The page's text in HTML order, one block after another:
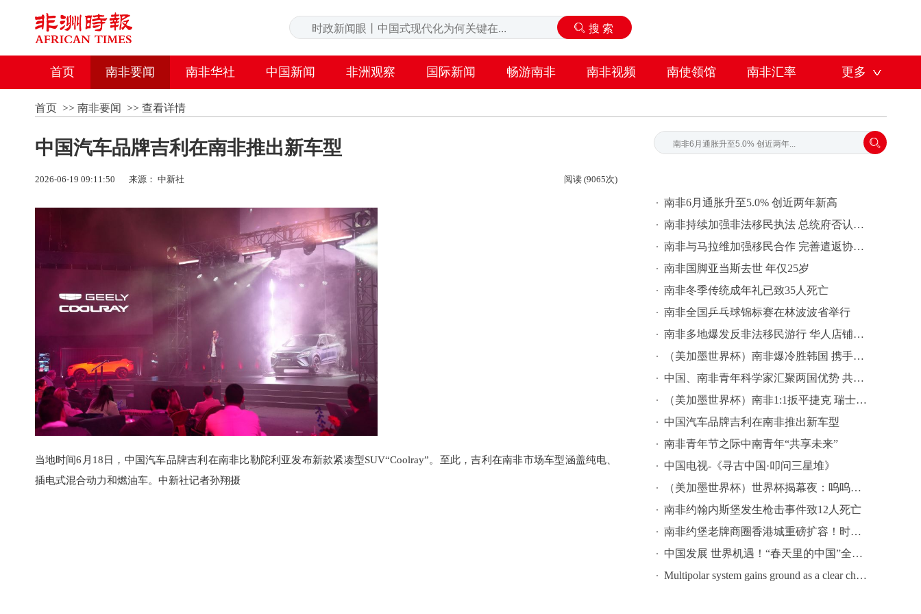
首页 南非要闻 南非华社 中国新闻 非洲观察 国际新闻 畅游南非 南非视频 南使领馆 南非汇率 更多
首页>> 南非要闻 >> 查看详情
中国汽车品牌吉利在南非推出新车型
2026-06-19 09:11:50 来源： 中新社 阅读 (9065次)
当地时间6月18日，中国汽车品牌吉利在南非比勒陀利亚发布新款紧凑型SUV“Coolray”。至此，吉利在南非市场车型涵盖纯电、
插电式混合动力和燃油车。中新社记者孙翔摄
南非6月通胀升至5.0% 创近两年新高
南非持续加强非法移民执法 总统府否认遭非洲国家“孤立”
南非与马拉维加强移民合作 完善遣返协调机制
南非国脚亚当斯去世 年仅25岁
南非冬季传统成年礼已致35人死亡
南非全国乒乓球锦标赛在林波波省举行
南非多地爆发反非法移民游行 华人店铺停业避险
（美加墨世界杯）南非爆冷胜韩国 携手墨西哥晋级淘汰赛
中国、南非青年科学家汇聚两国优势 共促量子通信等领域创新
（美加墨世界杯）南非1:1扳平捷克 瑞士4:1战胜十人波黑
中国汽车品牌吉利在南非推出新车型
南非青年节之际中南青年“共享未来”
中国电视-《寻古中国·叩问三星堆》
（美加墨世界杯）世界杯揭幕夜：呜呜祖拉在南非响起
南非约翰内斯堡发生枪击事件致12人死亡
南非约堡老牌商圈香港城重磅扩容！时代国际商贸广场落地 创新零批一体模式激活南共体跨境商贸 拉动南非本土就业！
中国发展 世界机遇！“春天里的中国”全球对话会南非专场在开普敦举行
Multipolar system gains ground as a clear choice for countries